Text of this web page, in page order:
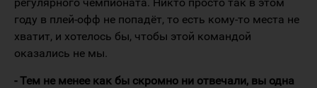
году в плей-офф не попадёт, то есть кому-то места не
хватит, и хотелось бы, чтобы этой командой
оказались не мы.
- Тем не менее как бы скромно ни отвечали, вы одна